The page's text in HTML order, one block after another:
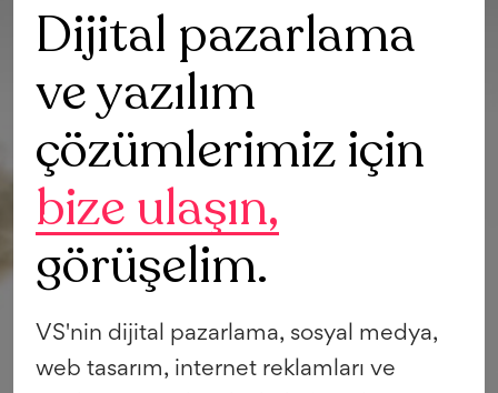
Dijital pazarlama
ve yazılım
çözümlerimiz için
bize ulaşın,
görüşelim.
VS'nin dijital pazarlama, sosyal medya,
web tasarım, internet reklamları ve